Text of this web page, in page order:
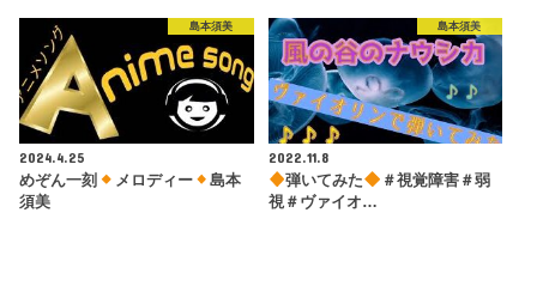
島本須美
2024.4.25
めぞん一刻
メロディー
島本
須美
島本須美
2022.11.8
弾いてみた
＃視覚障害＃弱
視＃ヴァイオ…